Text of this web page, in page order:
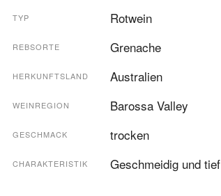
TYP Rotwein
REBSORTE Grenache
HERKUNFTSLAND Australien
WEINREGION Barossa Valley
GESCHMACK trocken
CHARAKTERISTIK Geschmeidig und tief